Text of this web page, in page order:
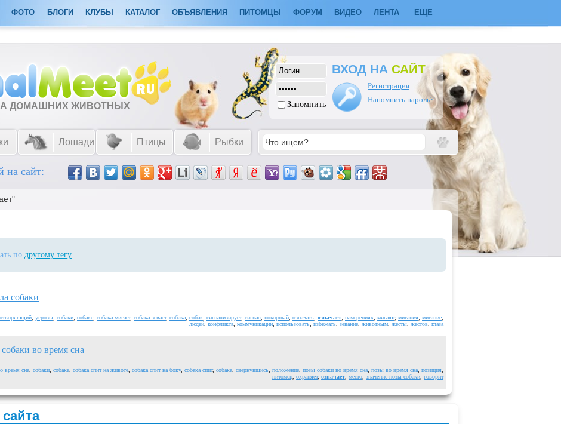
ФОТО БЛОГИ КЛУБЫ КАТАЛОГ ОБЪЯВЛЕНИЯ ПИТОМЦЫ ФОРУМ ВИДЕО ЛЕНТА ЕЩЕ
ДОМАШНИХ ЖИВОТНЫХ Запомнить
ВХОД НА САЙТ
Регистрация
Напомнить пароль?
Лошади Птицы Рыбки
на сайт:
по другому тегу
собаки
угрозы собаки собаке собака мигает, собака зевает, собака собак сигнализирует, сигнал покорный означать означает намерениях мигают, мигания мигание
людей конфликта коммуникации использовать избежать зевание животным жесты жестов глаза
во время сна
время сна собаки собаке собака спит на животе собака спит на боку, собака спит, собака свернувшись положение позы собаки во время сна позы во время сна позиция
питомец охраняет, означает место значение позы собаки говорит